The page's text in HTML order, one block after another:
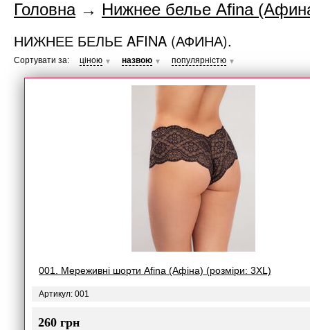
Головна→ Нижнее белье Afina
НИЖНЕЕ БЕЛЬЕ AFINA (АФИНА).
Сортувати за: ціною ▼ назвою ▼ популярністю ▼
001. Мереживні шорти Afina (Афіна) (розміри: 3XL)
Артикул: 001
260 грн